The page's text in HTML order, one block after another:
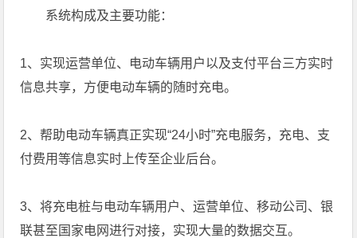
系统构成及主要功能：
1、实现运营单位、电动车辆用户以及支付平台三方实时
信息共享，方便电动车辆的随时充电。
2、帮助电动车辆真正实现“24小时”充电服务，充电、支
付费用等信息实时上传至企业后台。
3、将充电桩与电动车辆用户、运营单位、移动公司、银
联甚至国家电网进行对接，实现大量的数据交互。